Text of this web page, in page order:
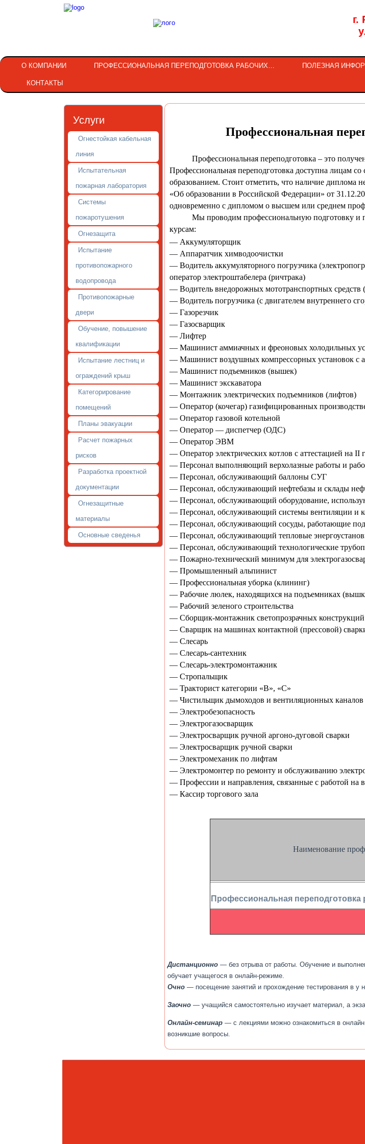
г.
О КОМПАНИИ ПРОФЕССИОНАЛЬНАЯ ПЕРЕПОДГОТОВКА РАБОЧИХ… ПОЛЕЗНАЯ
КОНТАКТЫ
Услуги
Огнестойкая кабельная
линия
Испытательная
пожарная лаборатория
Системы
пожаротушения
Огнезащита
Испытание
противопожарного
водопровода
Противопожарные
двери
Обучение, повышение
квалификации
Испытание лестниц и
ограждений крыш
Категорирование
помещений
Планы эвакуации
Расчет пожарных
рисков
Разработка проектной
документации
Огнезащитные
материалы
Основные сведенья
Профессиональная
Профессиональная переподготовка – это
Профессиональная переподготовка доступна лицам
образованием. Стоит отметить, что наличие диплома
«Об образовании в Российской Федерации» от
одновременно с дипломом о высшем или среднем
Мы проводим профессиональную подготовку и
курсам:
— Аккумуляторщик
— Аппаратчик химводоочистки
— Водитель аккумуляторного погрузчика
оператор электроштабелера (ричтрака)
— Водитель внедорожных мототранспортных средств
— Водитель погрузчика (с двигателем внутреннего
— Газорезчик
— Газосварщик
— Лифтер
— Машинист аммиачных и фреоновых холодильных
— Машинист воздушных компрессорных установок с
— Машинист подъемников (вышек)
— Машинист экскаватора
— Монтажник электрических подъемников (лифтов)
— Оператор (кочегар) газифицированных
— Оператор газовой котельной
— Оператор — диспетчер (ОДС)
— Оператор ЭВМ
— Оператор электрических котлов с аттестацией на II
— Персонал выполняющий верхолазные работы и
— Персонал, обслуживающий баллоны СУГ
— Персонал, обслуживающий нефтебазы и склады
— Персонал, обслуживающий оборудование,
— Персонал, обслуживающий системы вентиляции и
— Персонал, обслуживающий сосуды, работающие
— Персонал, обслуживающий тепловые
— Персонал, обслуживающий технологические
— Пожарно-технический минимум для
— Промышленный альпинист
— Профессиональная уборка (клининг)
— Рабочие люлек, находящихся на подъемниках
— Рабочий зеленого строительства
— Сборщик-монтажник светопрозрачных конструкций
— Сварщик на машинах контактной (прессовой)
— Слесарь
— Слесарь-сантехник
— Слесарь-электромонтажник
— Стропальщик
— Тракторист категории «В», «С»
— Чистильщик дымоходов и вентиляционных
— Электробезопасность
— Электрогазосварщик
— Электросварщик ручной аргоно-дуговой сварки
— Электросварщик ручной сварки
— Электромеханик по лифтам
— Электромонтер по ремонту и обслуживанию
— Профессии и направления, связанные с работой на
— Кассир торгового зала
Наименование
Профессиональная переподготовка
Дистанционно — без отрыва от работы. Обучение и
обучает учащегося в онлайн-режиме.
Очно — посещение занятий и прохождение тестирования в у
Заочно — учащийся самостоятельно изучает материал, а
Онлайн-семинар — с лекциями можно ознакомиться в
возникшие вопросы.